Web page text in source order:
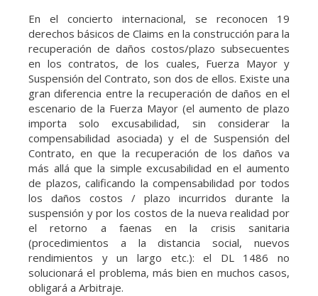
En el concierto internacional, se reconocen 19
derechos básicos de Claims en la construcción para la
recuperación de daños costos/plazo subsecuentes
en los contratos, de los cuales, Fuerza Mayor y
Suspensión del Contrato, son dos de ellos. Existe una
gran diferencia entre la recuperación de daños en el
escenario de la Fuerza Mayor (el aumento de plazo
importa solo excusabilidad, sin considerar la
compensabilidad asociada) y el de Suspensión del
Contrato, en que la recuperación de los daños va
más allá que la simple excusabilidad en el aumento
de plazos, calificando la compensabilidad por todos
los daños costos / plazo incurridos durante la
suspensión y por los costos de la nueva realidad por
el retorno a faenas en la crisis sanitaria
(procedimientos a la distancia social, nuevos
rendimientos y un largo etc.): el DL 1486 no
solucionará el problema, más bien en muchos casos,
obligará a Arbitraje.